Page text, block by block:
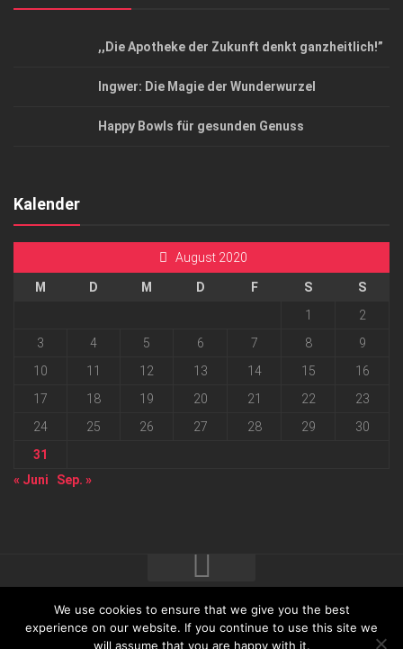
,,Die Apotheke der Zukunft denkt ganzheitlich!”
Ingwer: Die Magie der Wunderwurzel
Happy Bowls für gesunden Genuss
Kalender
August 2020
M D M D F S
S
1
2
3
4 5 6 7 8
9
10
11 12 13 14 15
16
17
18 19 20 21 22
23
24
25 26 27 28 29
30
31
« Juni
Sep. »
2026 progressmedia Verlag & Werbeagentur GmbH • Bautzner
Landstraße 62 • 01324 Dresden
We use cookies to ensure that we give you the best
experience on our website. If you continue to use this site we
will assume that you are happy with it.